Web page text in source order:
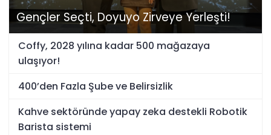
Gençler Seçti, Doyuyo Zirveye Yerleşti!
Coffy, 2028 yılına kadar 500 mağazaya
ulaşıyor!
400’den Fazla Şube ve Belirsizlik
Kahve sektöründe yapay zeka destekli Robotik
Barista sistemi